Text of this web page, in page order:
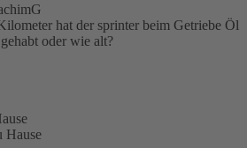
hat der sprinter beim Getriebe Öl
oder wie alt?